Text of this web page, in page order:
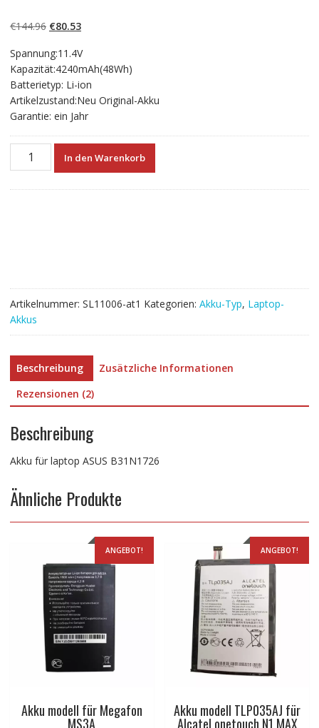
basierend auf
Kundenbewertun
€144.96 Ursprünglicher
war:
€144.96
€80.53Aktueller
ist:
€80.53.
Spannung:11.4V
Kapazität:4240mAh(48Wh)
Batterietyp: Li-ion
Artikelzustand:Neu Original-Akku
Garantie: ein Jahr
Neuer
In den Warenkorb
Artikelnummer: SL11006-at1 Kategorien: Akku-Typ, Laptop-
Akkus
Beschreibung
Zusätzliche Informationen
Rezensionen (2)
Beschreibung
Akku für laptop ASUS B31N1726
Ähnliche Produkte
ANGEBOT!
Akku modell für Megafon
MS3A
ANGEBOT!
Akku modell TLP035AJ für
Alcatel onetouch N1 MAX